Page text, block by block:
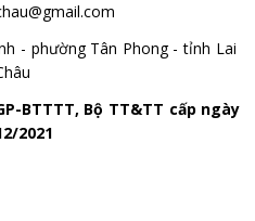
- phường Tân Phong - tỉnh Lai
BTTTT, Bộ TT&TT cấp ngày
2021